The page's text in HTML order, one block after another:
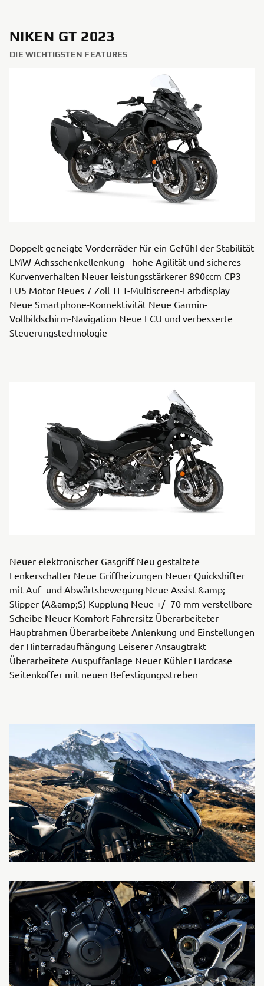
NIKEN GT 2023
DIE WICHTIGSTEN FEATURES
Doppelt geneigte Vorderräder für ein Gefühl der Stabilität
LMW-Achsschenkellenkung - hohe Agilität und sicheres
Kurvenverhalten Neuer leistungsstärkerer 890ccm CP3
EU5 Motor Neues 7 Zoll TFT-Multiscreen-Farbdisplay
Neue Smartphone-Konnektivität Neue Garmin-
Vollbildschirm-Navigation Neue ECU und verbesserte
Steuerungstechnologie
Neuer elektronischer Gasgriff Neu gestaltete
Lenkerschalter Neue Griffheizungen Neuer Quickshifter
mit Auf- und Abwärtsbewegung Neue Assist &amp;
Slipper (A&amp;S) Kupplung Neue +/- 70 mm verstellbare
Scheibe Neuer Komfort-Fahrersitz Überarbeiteter
Hauptrahmen Überarbeitete Anlenkung und Einstellungen
der Hinterradaufhängung Leiserer Ansaugtrakt
Überarbeitete Auspuffanlage Neuer Kühler Hardcase
Seitenkoffer mit neuen Befestigungsstreben